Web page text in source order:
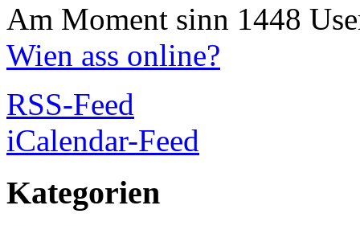
Am Moment sinn 1448
Wien ass online?
RSS-Feed
iCalendar-Feed
Kategorien